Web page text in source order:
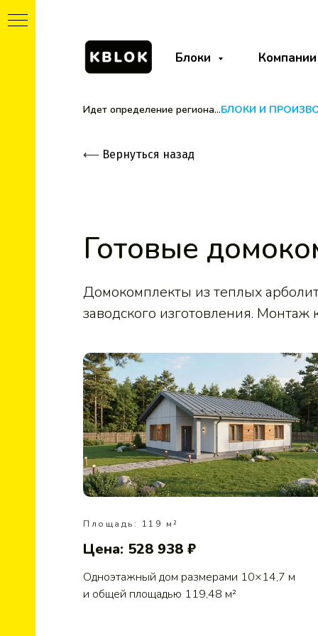
Блоки Компании
Идет определение региона...БЛОКИ И
⟵ Вернуться назад
Готовые
Домокомплекты из теплых
заводского изготовления. Монтаж
Площадь: 119 м²
Цена: 528 938 ₽
Одноэтажный дом размерами 10×14,7 м
и общей площадью 119,48 м²